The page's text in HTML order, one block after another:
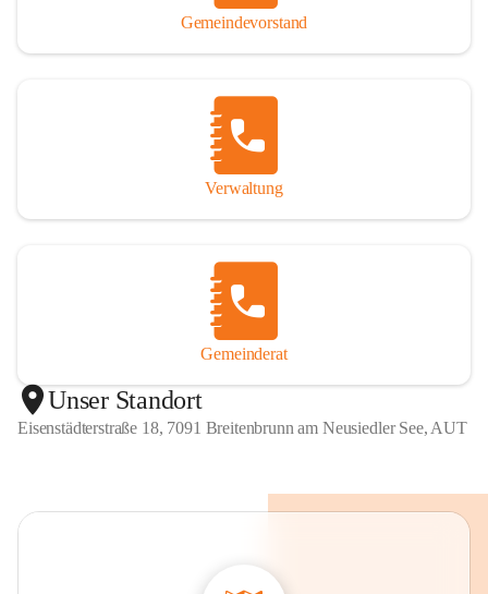
Gemeindevorstand
Verwaltung
Gemeinderat
Unser Standort
Eisenstädterstraße 18, 7091 Breitenbrunn am Neusiedler See, AUT